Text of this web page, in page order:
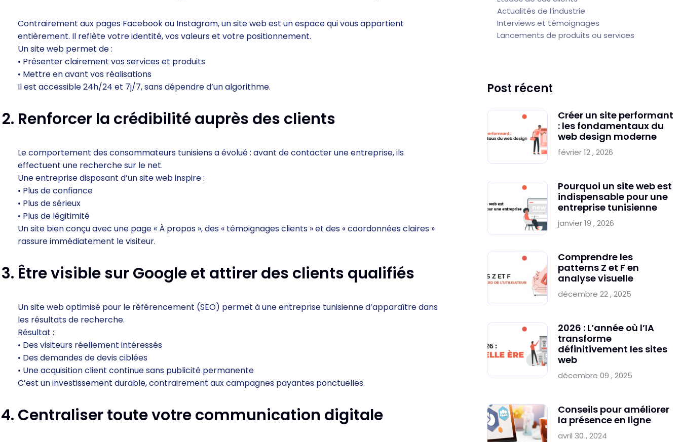
Contrairement aux pages Facebook ou Instagram, un site web est un espace qui vous appartient
entièrement. Il reflète votre identité, vos valeurs et votre positionnement.
Un site web permet de :
• Présenter clairement vos services et produits
• Mettre en avant vos réalisations
Il est accessible 24h/24 et 7j/7, sans dépendre d’un algorithme.
Renforcer la crédibilité auprès des clients
Le comportement des consommateurs tunisiens a évolué : avant de contacter une entreprise, ils
effectuent une recherche sur le net.
Une entreprise disposant d’un site web inspire :
• Plus de confiance
• Plus de sérieux
• Plus de légitimité
Un site bien conçu avec une page « À propos », des « témoignages clients » et des « coordonnées claires »
rassure immédiatement le visiteur.
Être visible sur Google et attirer des clients qualifiés
Un site web optimisé pour le référencement (SEO) permet à une entreprise tunisienne d’apparaître dans
les résultats de recherche.
Résultat :
• Des visiteurs réellement intéressés
• Des demandes de devis ciblées
• Une acquisition client continue sans publicité permanente
C’est un investissement durable, contrairement aux campagnes payantes ponctuelles.
Centraliser toute votre communication digitale
Actualités de l’industrie
Interviews et témoignages
Lancements de produits ou services
Post récent
Créer un site performant
: les fondamentaux du
web design moderne
février 12 , 2026
Pourquoi un site web est
indispensable pour une
entreprise tunisienne
janvier 19 , 2026
Comprendre les
patterns Z et F en
analyse visuelle
décembre 22 , 2025
2026 : L’année où l’IA
transforme
définitivement les sites
web
décembre 09 , 2025
Conseils pour améliorer
la présence en ligne
avril 30 , 2024